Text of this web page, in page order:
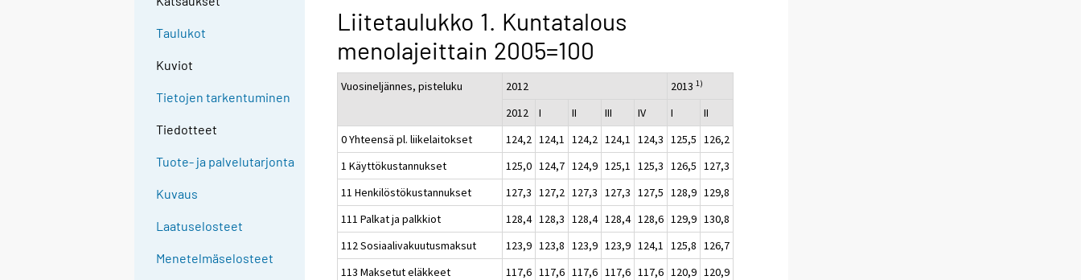
Taulukot
Kuviot
Tietojen tarkentuminen
Tiedotteet
Tuote- ja palvelutarjonta
Kuvaus
Laatuselosteet
Menetelmäselosteet
Liitetaulukko 1. Kuntatalous
menolajeittain 2005=100
Vuosineljännes, pisteluku 2012 20131)
2012 I II III IV I
II
0 Yhteensä pl. liikelaitokset
124,2 124,1 124,2 124,1 124,3 125,5 126,2
1 Käyttökustannukset
125,0 124,7 124,9 125,1 125,3 126,5 127,3
11 Henkilöstökustannukset
127,3 127,2 127,3 127,3 127,5 128,9 129,8
111 Palkat ja palkkiot
128,4 128,3 128,4 128,4 128,6 129,9 130,8
112 Sosiaalivakuutusmaksut
123,9 123,8 123,9 123,9 124,1 125,8 126,7
113 Maksetut eläkkeet
117,6 117,6 117,6 117,6 117,6 120,9 120,9